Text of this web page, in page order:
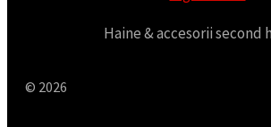
Haine & accesorii second
© 2026